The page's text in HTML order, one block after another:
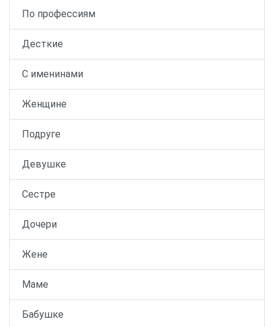
По профессиям
Десткие
С именинами
Женщине
Подруге
Девушке
Сестре
Дочери
Жене
Маме
Бабушке